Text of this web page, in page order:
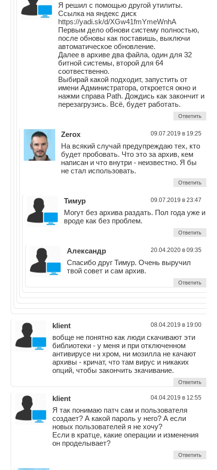
Я решил с помощью другой утилиты.
Ссылка на яндекс диск
https://yadi.sk/d/XGw41fmYmeWnhA
Первым дело обнови систему полностью,
после обновы как поставишь, выключи
автоматическое обновление.
Далее в архиве два файла, один для 32
битной системы, второй для 64
соотвественно.
Выбирай какой подходит, запустить от
имени Администратора, откроется окно и
нажми справа Path. Дождись как закончит и
перезагрузись. Всё, будет работать.
Ответить
Zerox 09.07.2019 в 19:25
На всякий случай предупреждаю тех, кто
будет пробовать. Что это за архив, кем
написан и что внутри - неизвестно. Я бы
не стал использовать.
Ответить
Тимур 09.07.2019 в 23:47
Могут без архива раздать. Пол года уже и
вроде как без проблем.
Ответить
Александр 20.04.2020 в 09:35
Спасибо друг Тимур. Очень выручил
твой совет и сам архив.
Ответить
klient 08.04.2019 в 19:00
вобще не понятно как люди скачивают эти
библиотеки - у меня и при отключенном
антивирусе ни хром, ни мозилла не качают
архивы - кричат, что там вирус и никаких
опций, чтобы закончить зкачивание.
Ответить
klient 04.04.2019 в 12:55
Я так понимаю патч сам и пользователя
создает? А какой пароль у него? А если
новых пользователей я не хочу?
Если в кратце, какие операции и изменения
он проделывает?
Ответить